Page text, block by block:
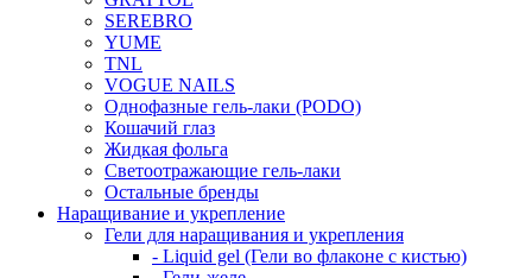
SEREBRO
YUME
TNL
VOGUE NAILS
Однофазные гель-лаки (PODO)
Кошачий глаз
Жидкая фольга
Светоотражающие гель-лаки
Остальные бренды
Наращивание и укрепление
Гели для наращивания и укрепления
- Liquid gel (Гели во флаконе с кистью)